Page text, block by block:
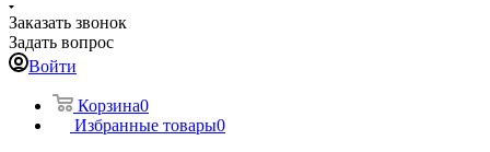
Заказать звонок
Задать вопрос
Войти
Корзина0
Избранные товары0